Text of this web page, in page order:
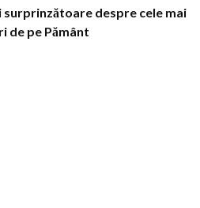
surprinzătoare despre cele mai
de pe Pământ